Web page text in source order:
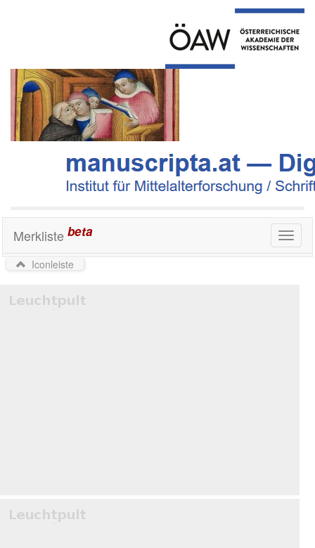
Toggle
Merkliste beta
Iconleiste